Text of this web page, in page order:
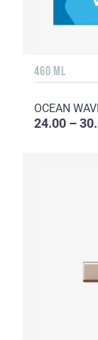
460 ML
OCEAN
24.00 –